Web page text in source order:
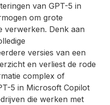
van GPT-5 in
om grote
verwerken. Denk aan
versies van een
en verliest de rode
complex of
5 in Microsoft Copilot
die werken met